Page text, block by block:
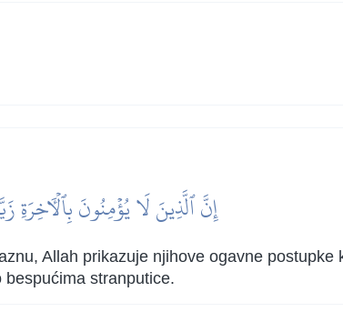
إِنَّ ٱلَّذِينَ لَا يُؤۡمِنُونَ
Allah prikazuje njihove ogavne postupke
stranputice.